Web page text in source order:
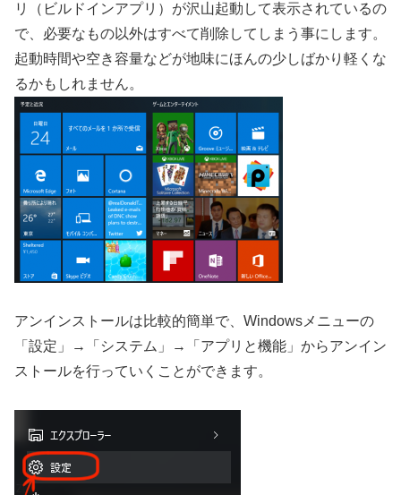
リ（ビルドインアプリ）が沢山起動して表示されているの
で、必要なもの以外はすべて削除してしまう事にします。
起動時間や空き容量などが地味にほんの少しばかり軽くな
るかもしれません。
アンインストールは比較的簡単で、Windowsメニューの
「設定」→「システム」→「アプリと機能」からアンイン
ストールを行っていくことができます。